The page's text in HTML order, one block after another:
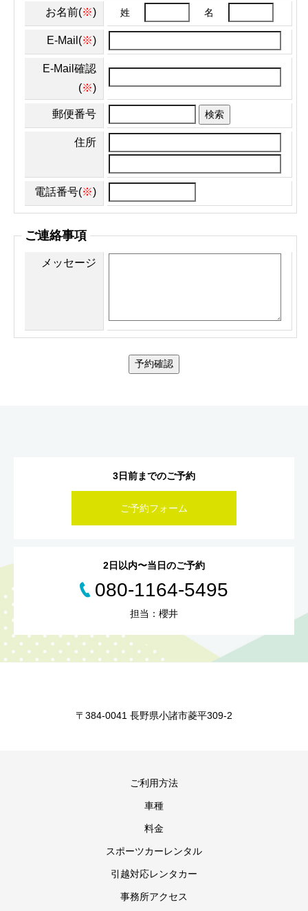
お名前(※) 姓 名
E-Mail(※)
E-Mail確認
(※)
郵便番号 検索
住所
電話番号(※)
ご連絡事項
メッセージ
予約確認
3日前までのご予約
ご予約フォーム
2日以内〜当日のご予約
080-1164-5495
担当：櫻井
〒384-0041 長野県小諸市菱平309-2
ご利用方法
車種
料金
スポーツカーレンタル
引越対応レンタカー
事務所アクセス